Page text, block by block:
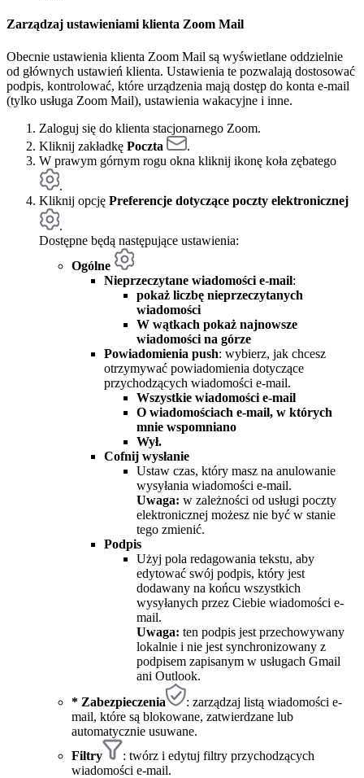
Zarządzaj ustawieniami klienta Zoom Mail
Obecnie ustawienia klienta Zoom Mail są wyświetlane oddzielnie
od głównych ustawień klienta. Ustawienia te pozwalają dostosować
podpis, kontrolować, które urządzenia mają dostęp do konta e-mail
(tylko usługa Zoom Mail), ustawienia wakacyjne i inne.
Zaloguj się do klienta stacjonarnego Zoom.
Kliknij zakładkę Poczta
.
W prawym górnym rogu okna kliknij ikonę koła zębatego
.
Kliknij opcję Preferencje dotyczące poczty elektronicznej
.
Dostępne będą następujące ustawienia:
Ogólne
Nieprzeczytane wiadomości e-mail:
pokaż liczbę nieprzeczytanych
wiadomości
W wątkach pokaż najnowsze
wiadomości na górze
Powiadomienia push: wybierz, jak chcesz
otrzymywać powiadomienia dotyczące
przychodzących wiadomości e-mail.
Wszystkie wiadomości e-mail
O wiadomościach e-mail, w których
mnie wspomniano
Wył.
Cofnij wysłanie
Ustaw czas, który masz na anulowanie
wysyłania wiadomości e-mail.
Uwaga: w zależności od usługi poczty
elektronicznej możesz nie być w stanie
tego zmienić.
Podpis
Użyj pola redagowania tekstu, aby
edytować swój podpis, który jest
dodawany na końcu wszystkich
wysyłanych przez Ciebie wiadomości e-
mail.
Uwaga: ten podpis jest przechowywany
lokalnie i nie jest synchronizowany z
podpisem zapisanym w usługach Gmail
ani Outlook.
* Zabezpieczenia
: zarządzaj listą wiadomości e-
mail, które są blokowane, zatwierdzane lub
automatycznie usuwane.
Filtry
: twórz i edytuj filtry przychodzących
wiadomości e-mail.